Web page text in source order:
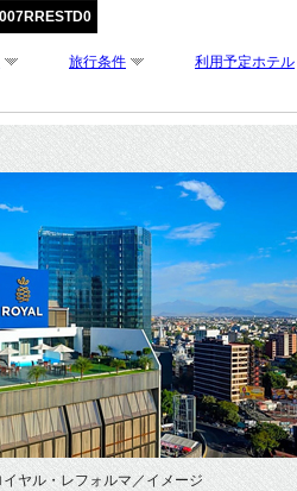
旅行条件 利用予定ホテル
イヤル・レフォルマ／イメージ